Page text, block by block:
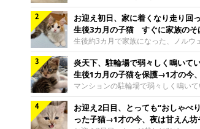
猫。家族に迎えられてから6年、先住
の間には深い絆が育まれていました。
当時のティダちゃん。
@muumuu62197189紹介するのは、
X（旧Twitter）ユーザー
@muumuu62197189さんの愛猫・テ
ちゃん（取材時6才）の成長記録です
ちらは、生後3カ月ごろのティダちゃ
飼い主さんが出会ったのは、夜から
なると予報されていた日の夕方でし
壇で動けずにいた子猫保護したばかり
お迎え初日、家に着くなり走り回
生後3カ月の子猫 すぐに家族のそ
落ち着く姿に「迎えてよかった」
生後約3カ月で家族になった、ノルウ
ジャンフォレストキャットの子猫。
翌日には、すでに家でくつろぐ様子を
ていました。お迎え翌日、ベッドでう
とするむうちゃんお迎え翌日のむうち
ん。@umimugi0304紹介するのは、
Instagramユーザー@umimugi0304
愛猫・むうちゃん（撮影時、生後約3
炎天下、駐輪場で弱々しく鳴いて
生後1カ月の子猫を保護→1才の今
肉質でツンデレなコに成長
マンションの駐輪場で弱々しく鳴いて
た、生後1カ月ほどの子猫。家族に迎
れてから1年、体も行動も大きく成長
した。炎天下の駐輪場で鳴いていた小
お迎え2日目、とっても“おしゃべ
った子猫→1才の今、夜は甘えん坊